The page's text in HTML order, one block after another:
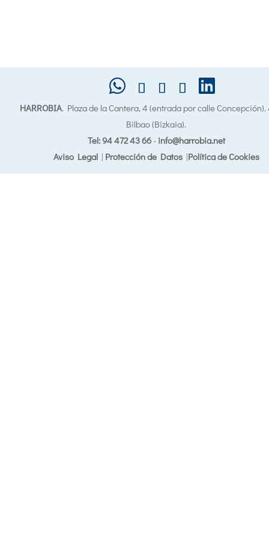
HARROBIA. Plaza de la Cantera, 4 (entrada por calle
Bilbao (Bizkaia).
Tel: 94 472 43 66- info@harrobia.net
Aviso Legal| Protección de Datos|Política de Cookies